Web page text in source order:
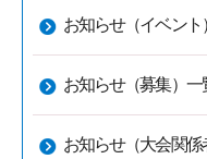
お知らせ（イベント
お知らせ（募集）一
お知らせ（大会関係